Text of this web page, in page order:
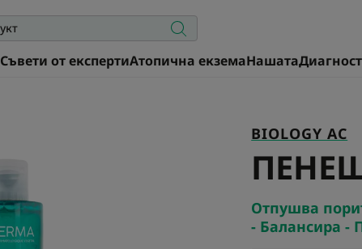
Съвети от експертиАтопична екземаНашата
BIOLOGY AC
Отпушва
- Балансира -